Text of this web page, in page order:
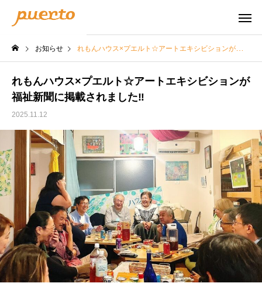
お知らせ れもんハウス×プエルト☆アートエキシビションが福祉新聞に掲載されました‼
れもんハウス×プエルト☆アートエキシビションが
福祉新聞に掲載されました‼
2025.11.12